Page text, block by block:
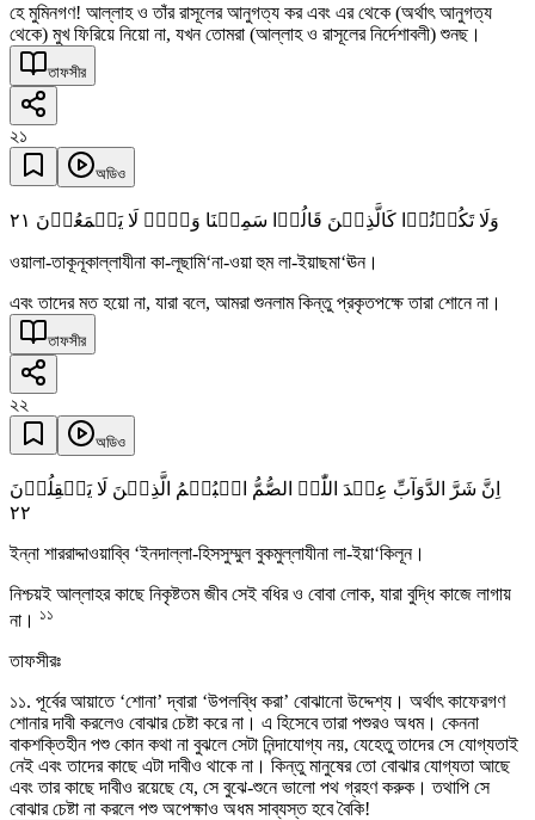
হে মুমিনগণ! আল্লাহ ও তাঁর রাসূলের আনুগত্য কর এবং এর থেকে (অর্থাৎ আনুগত্য
থেকে) মুখ ফিরিয়ে নিয়ো না, যখন তোমরা (আল্লাহ ও রাসূলের নির্দেশাবলী) শুনছ।
তাফসীর
২১
অডিও
وَلَا تَکُوۡنُوۡا کَالَّذِیۡنَ قَالُوۡا سَمِعۡنَا وَہُمۡ لَا یَسۡمَعُوۡنَ ٢١
ওয়ালা-তাকূনূকাল্লাযীনা কা-লূছামি‘না-ওয়া হুম লা-ইয়াছমা‘ঊন।
এবং তাদের মত হয়ো না, যারা বলে, আমরা শুনলাম কিন্তু প্রকৃতপক্ষে তারা শোনে না।
তাফসীর
২২
অডিও
اِنَّ شَرَّ الدَّوَآبِّ عِنۡدَ اللّٰہِ الصُّمُّ الۡبُکۡمُ الَّذِیۡنَ لَا یَعۡقِلُوۡنَ
٢٢
ইন্না শাররাদ্দাওয়াব্বি ‘ইনদাল্লা-হিসসুম্মুল বুকমুল্লাযীনা লা-ইয়া‘কিলূন।
নিশ্চয়ই আল্লাহর কাছে নিকৃষ্টতম জীব সেই বধির ও বোবা লোক, যারা বুদ্ধি কাজে লাগায়
না। ১১
তাফসীরঃ
১১. পূর্বের আয়াতে ‘শোনা’ দ্বারা ‘উপলব্ধি করা’ বোঝানো উদ্দেশ্য। অর্থাৎ কাফেরগণ
শোনার দাবী করলেও বোঝার চেষ্টা করে না। এ হিসেবে তারা পশুরও অধম। কেননা
বাকশক্তিহীন পশু কোন কথা না বুঝলে সেটা নিন্দাযোগ্য নয়, যেহেতু তাদের সে যোগ্যতাই
নেই এবং তাদের কাছে এটা দাবীও থাকে না। কিন্তু মানুষের তো বোঝার যোগ্যতা আছে
এবং তার কাছে দাবীও রয়েছে যে, সে বুঝে-শুনে ভালো পথ গ্রহণ করুক। তথাপি সে
বোঝার চেষ্টা না করলে পশু অপেক্ষাও অধম সাব্যস্ত হবে বৈকি!